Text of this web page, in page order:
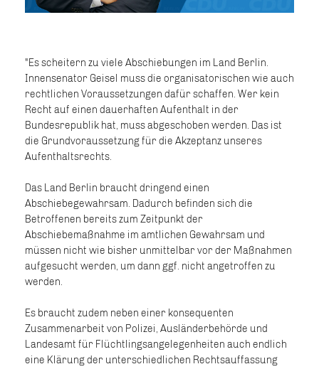
"Es scheitern zu viele Abschiebungen im Land Berlin.
Innensenator Geisel muss die organisatorischen wie auch
rechtlichen Voraussetzungen dafür schaffen. Wer kein
Recht auf einen dauerhaften Aufenthalt in der
Bundesrepublik hat, muss abgeschoben werden. Das ist
die Grundvoraussetzung für die Akzeptanz unseres
Aufenthaltsrechts.
Das Land Berlin braucht dringend einen
Abschiebegewahrsam. Dadurch befinden sich die
Betroffenen bereits zum Zeitpunkt der
Abschiebemaßnahme im amtlichen Gewahrsam und
müssen nicht wie bisher unmittelbar vor der Maßnahmen
aufgesucht werden, um dann ggf. nicht angetroffen zu
werden.
Es braucht zudem neben einer konsequenten
Zusammenarbeit von Polizei, Ausländerbehörde und
Landesamt für Flüchtlingsangelegenheiten auch endlich
eine Klärung der unterschiedlichen Rechtsauffassung